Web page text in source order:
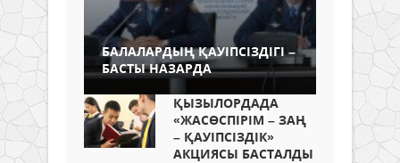
БАЛАЛАРДЫҢ ҚАУІПСІЗДІГІ –
БАСТЫ НАЗАРДА
ҚЫЗЫЛОРДАДА
«ЖАСӨСПІРІМ – ЗАҢ
– ҚАУІПСІЗДІК»
АКЦИЯСЫ БАСТАЛДЫ